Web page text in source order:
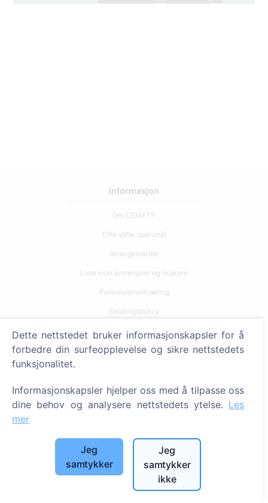
Informasjon
Om CEMETY
Ofte stilte spørsmål
Arrangementer
Liste over kommuner og brukere
Personvernerklæring
Betalingspolicy
Innstillinger for informasjonskapsler
Søk
Søk etter gravplasser
SIA "CEMETY", LV40103618951
Dette nettstedet bruker informasjonskapsler for å
forbedre din surfeopplevelse og sikre nettstedets
funksjonalitet.
Informasjonskapsler hjelper oss med å tilpasse oss
dine behov og analysere nettstedets ytelse. Les
mer
Jeg
samtykker
Jeg
samtykker
ikke